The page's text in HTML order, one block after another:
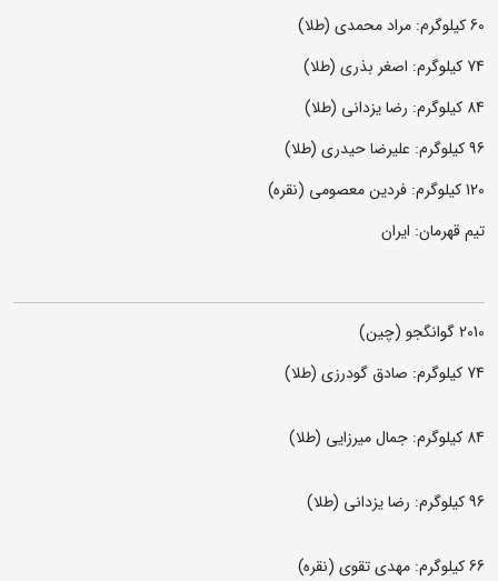
60 کیلوگرم: مراد محمدی (طلا)
74 کیلوگرم: اصغر بذری (طلا)
84 کیلوگرم: رضا یزدانی (طلا)
96 کیلوگرم: علیرضا حیدری (طلا)
120 کیلوگرم: فردین معصومی (نقره)
تیم قهرمان: ایران
2010 گوانگجو (چین)
74 کیلوگرم: صادق گودرزی (طلا)
84 کیلوگرم: جمال میرزایی (طلا)
96 کیلوگرم: رضا یزدانی (طلا)
66 کیلوگرم: مهدی تقوی (نقره)